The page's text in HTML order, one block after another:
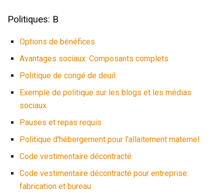
Politiques: B
Options de bénéfices
Avantages sociaux: Composants complets
Politique de congé de deuil
Exemple de politique sur les blogs et les médias
sociaux
Pauses et repas requis
Politique d'hébergement pour l'allaitement maternel
Code vestimentaire décontracté
Code vestimentaire décontracté pour entreprise:
fabrication et bureau